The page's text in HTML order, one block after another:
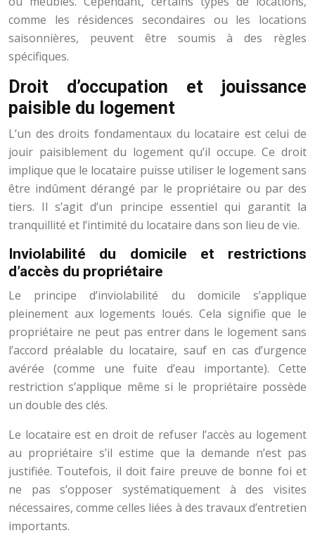
comme les résidences secondaires ou les locations
saisonnières, peuvent être soumis à des règles
spécifiques.
Droit d’occupation et jouissance
paisible du logement
L’un des droits fondamentaux du locataire est celui de
jouir paisiblement du logement qu’il occupe. Ce droit
implique que le locataire puisse utiliser le logement sans
être indûment dérangé par le propriétaire ou par des
tiers. Il s’agit d’un principe essentiel qui garantit la
tranquillité et l’intimité du locataire dans son lieu de vie.
Inviolabilité du domicile et restrictions
d’accès du propriétaire
Le principe d’inviolabilité du domicile s’applique
pleinement aux logements loués. Cela signifie que le
propriétaire ne peut pas entrer dans le logement sans
l’accord préalable du locataire, sauf en cas d’urgence
avérée (comme une fuite d’eau importante). Cette
restriction s’applique même si le propriétaire possède
un double des clés.
Le locataire est en droit de refuser l’accès au logement
au propriétaire s’il estime que la demande n’est pas
justifiée. Toutefois, il doit faire preuve de bonne foi et
ne pas s’opposer systématiquement à des visites
nécessaires, comme celles liées à des travaux d’entretien
importants.